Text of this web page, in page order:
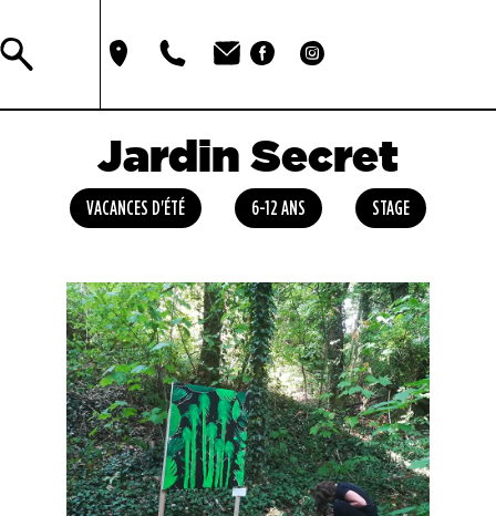
Jardin Secret
VACANCES D'ÉTÉ 6-12 ANS STAGE